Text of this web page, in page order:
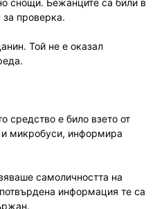
снощи. Бежанците са били в
проверка.
Той не е оказал
средство е било взето от
микробуси, информира
самоличността на
информация те са